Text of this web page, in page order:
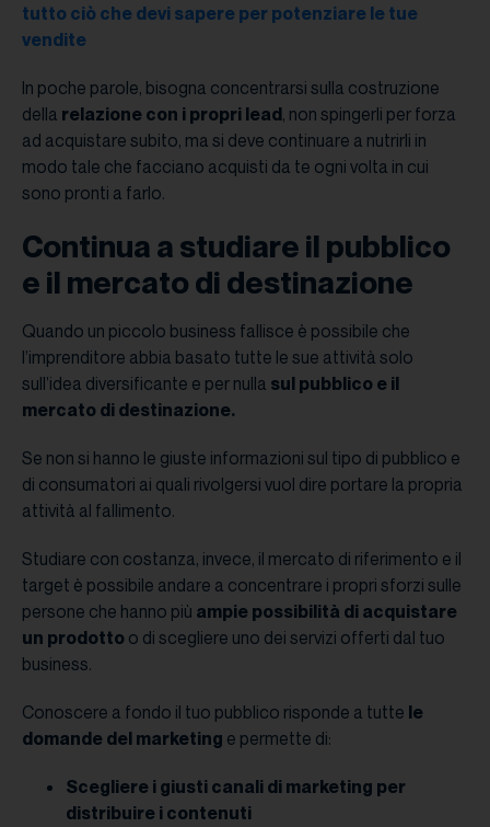
tutto ciò che devi sapere per potenziare le tue
vendite
In poche parole, bisogna concentrarsi sulla costruzione
della relazione con i propri lead, non spingerli per forza
ad acquistare subito, ma si deve continuare a nutrirli in
modo tale che facciano acquisti da te ogni volta in cui
sono pronti a farlo.
Continua a studiare il pubblico
e il mercato di destinazione
Quando un piccolo business fallisce è possibile che
l’imprenditore abbia basato tutte le sue attività solo
sull’idea diversificante e per nulla sul pubblico e il
mercato di destinazione.
Se non si hanno le giuste informazioni sul tipo di pubblico e
di consumatori ai quali rivolgersi vuol dire portare la propria
attività al fallimento.
Studiare con costanza, invece, il mercato di riferimento e il
target è possibile andare a concentrare i propri sforzi sulle
persone che hanno più ampie possibilità di acquistare
un prodotto o di scegliere uno dei servizi offerti dal tuo
business.
Conoscere a fondo il tuo pubblico risponde a tutte le
domande del marketing e permette di:
Scegliere i giusti canali di marketing per
distribuire i contenuti